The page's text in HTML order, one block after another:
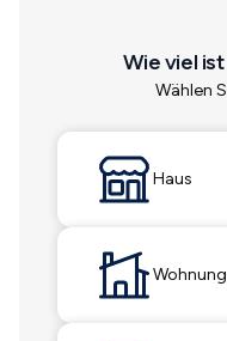
Wie viel
Wählen
Haus
Wohnung